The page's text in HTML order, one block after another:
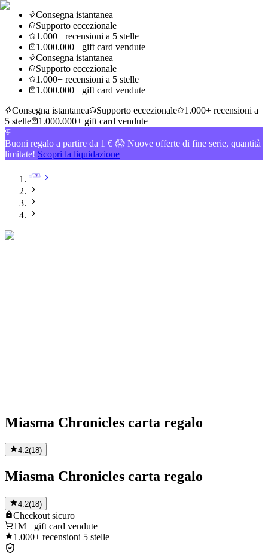
Consegna istantanea
Supporto eccezionale
1.000+ recensioni a 5 stelle
1.000.000+ gift card vendute
Consegna istantanea
Supporto eccezionale
1.000+ recensioni a 5 stelle
1.000.000+ gift card vendute
Consegna istantanea
Supporto eccezionale
1.000+ recensioni a
5 stelle
1.000.000+ gift card vendute
Buoni regalo a partire da 1 € 😱 Nuove offerte di fine serie, quantità
limitate! Scopri la liquidazione
Miasma Chronicles carta regalo
4.2(18)
Miasma Chronicles carta regalo
4.2(18)
Checkout sicuro
1M+ gift card vendute
1.000+ recensioni 5 stelle